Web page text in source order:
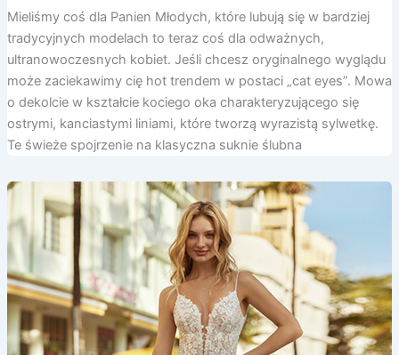
Mieliśmy coś dla Panien Młodych, które lubują się w bardziej
tradycyjnych modelach to teraz coś dla odważnych,
ultranowoczesnych kobiet. Jeśli chcesz oryginalnego wyglądu
może zaciekawimy cię hot trendem w postaci „cat eyes”. Mowa
o dekolcie w kształcie kociego oka charakteryzującego się
ostrymi, kanciastymi liniami, które tworzą wyrazistą sylwetkę.
Te świeże spojrzenie na klasyczna suknie ślubna